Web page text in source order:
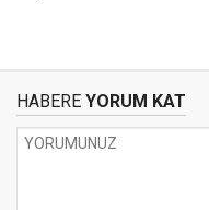
HABERE YORUM KAT